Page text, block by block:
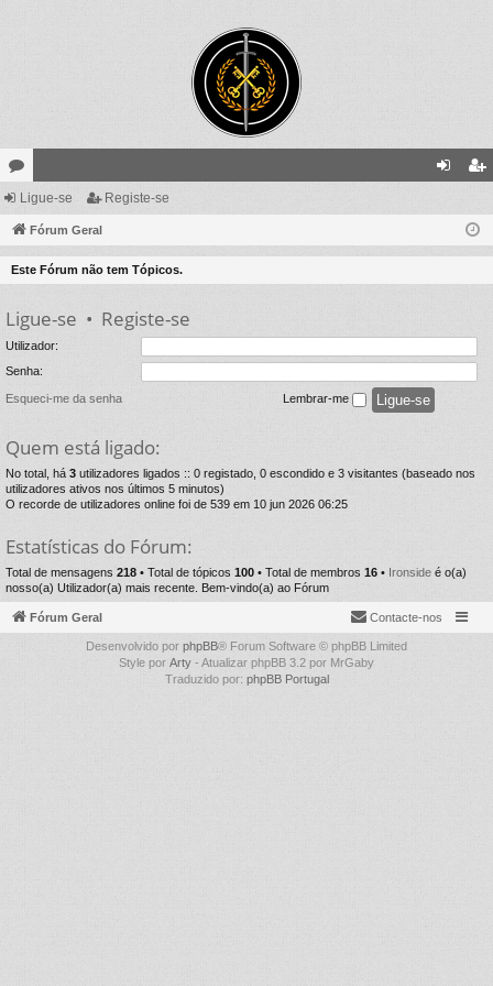
ór
un
s
ist
Ligue-se Registe-se
Fórum Geral
Este Fórum não tem Tópicos.
Ligue-se • Registe-se
Utilizador:
Senha:
Esqueci-me da senha Lembrar-me
Quem está ligado:
No total, há 3 utilizadores ligados :: 0 registado, 0 escondido e 3 visitantes (baseado nos
utilizadores ativos nos últimos 5 minutos)
O recorde de utilizadores online foi de 539 em 10 jun 2026 06:25
Estatísticas do Fórum:
Total de mensagens 218 • Total de tópicos 100 • Total de membros 16 • Ironside é o(a)
nosso(a) Utilizador(a) mais recente. Bem-vindo(a) ao Fórum
Fórum Geral Contacte-nos
Desenvolvido por phpBB® Forum Software © phpBB Limited
Style por Arty - Atualizar phpBB 3.2 por MrGaby
Traduzido por: phpBB Portugal